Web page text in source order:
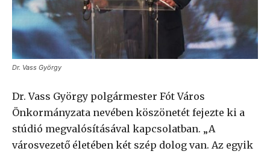
Dr. Vass György
Dr. Vass György polgármester Fót Város
Önkormányzata nevében köszönetét fejezte ki a
stúdió megvalósításával kapcsolatban. „A
városvezető életében két szép dolog van. Az egyik